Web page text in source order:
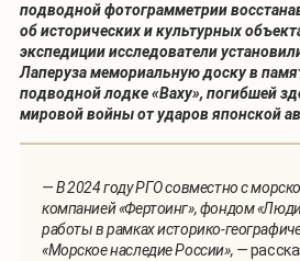
подводной фотограмметрии
об исторических и культурных
экспедиции исследователи
Лаперуза мемориальную доску в
подводной лодке «Ваху», погибшей
мировой войны от ударов японской
— В 2024 году РГО совместно с
компанией «Фертоинг», фондом
работы в рамках историко-
«Морское наследие России», —